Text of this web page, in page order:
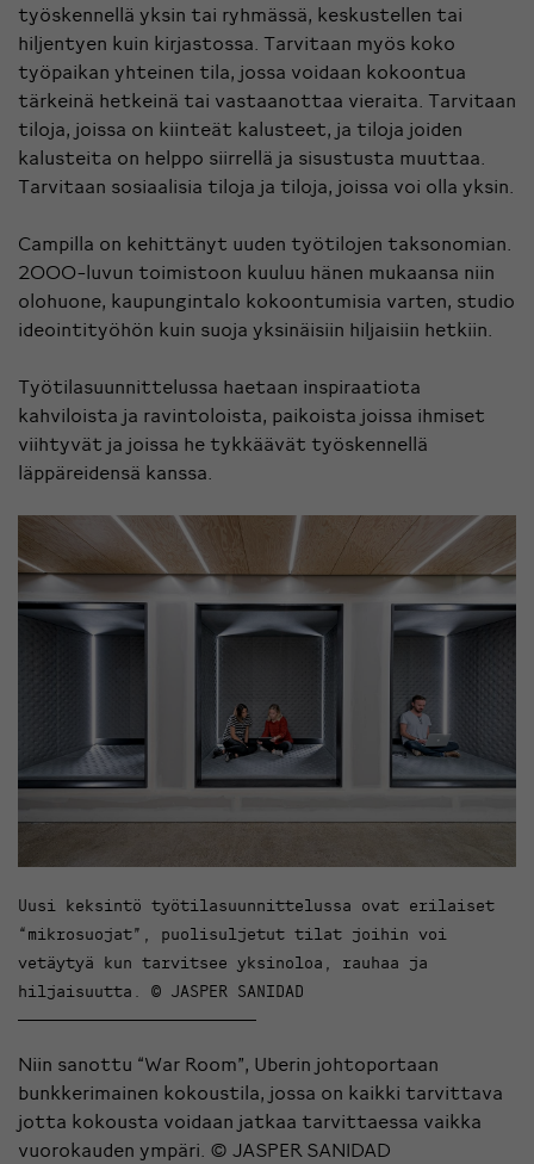
työskennellä yksin tai ryhmässä, keskustellen tai
hiljentyen kuin kirjastossa. Tarvitaan myös koko
työpaikan yhteinen tila, jossa voidaan kokoontua
tärkeinä hetkeinä tai vastaanottaa vieraita. Tarvitaan
tiloja, joissa on kiinteät kalusteet, ja tiloja joiden
kalusteita on helppo siirrellä ja sisustusta muuttaa.
Tarvitaan sosiaalisia tiloja ja tiloja, joissa voi olla yksin.
Campilla on kehittänyt uuden työtilojen taksonomian.
2000-luvun toimistoon kuuluu hänen mukaansa niin
olohuone, kaupungintalo kokoontumisia varten, studio
ideointityöhön kuin suoja yksinäisiin hiljaisiin hetkiin.
Työtilasuunnittelussa haetaan inspiraatiota
kahviloista ja ravintoloista, paikoista joissa ihmiset
viihtyvät ja joissa he tykkäävät työskennellä
läppäreidensä kanssa.
Uusi keksintö työtilasuunnittelussa ovat erilaiset
“mikrosuojat”, puolisuljetut tilat joihin voi
vetäytyä kun tarvitsee yksinoloa, rauhaa ja
hiljaisuutta. © JASPER SANIDAD
Niin sanottu “War Room”, Uberin johtoportaan
bunkkerimainen kokoustila, jossa on kaikki tarvittava
jotta kokousta voidaan jatkaa tarvittaessa vaikka
vuorokauden ympäri. © JASPER SANIDAD